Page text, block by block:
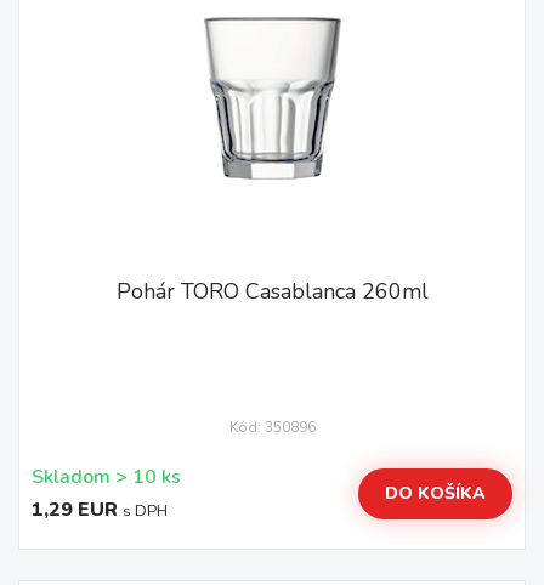
Pohár TORO Casablanca 260ml
Kód: 350896
Skladom > 10 ks
1,29 EUR s DPH
DO KOŠÍKA